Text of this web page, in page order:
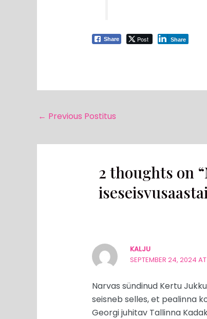
Share Post Share
← Previous Postitus
2 thoughts on
KALJU
SEPTEMBER 24, 2024 AT
Narvas sündinud Kertu
seisneb selles, et pealinna
Georgi juhitav Tallinna